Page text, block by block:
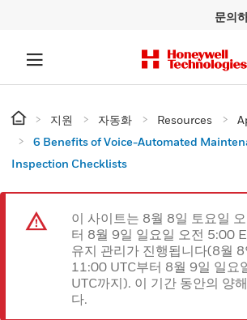
문의
지원 자동화 Resources
6 Benefits of Voice-Automated
Inspection Checklists
이 사이트는 8월 8일 토요일
터 8월 9일 일요일 오전 5:00
유지 관리가 진행됩니다(8월
11:00 UTC부터 8월 9일 일요
UTC까지). 이 기간 동안의 양
다.